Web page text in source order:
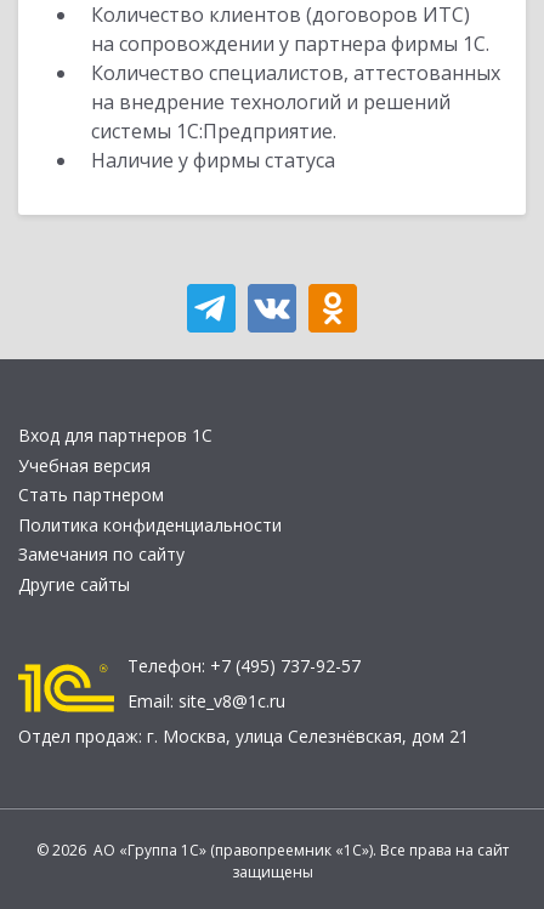
Количество клиентов (договоров ИТС)
на сопровождении у партнера фирмы 1С.
Количество специалистов, аттестованных
на внедрение технологий и решений
системы 1С:Предприятие.
Наличие у фирмы статуса
Вход для партнеров 1С
Учебная версия
Стать партнером
Политика конфиденциальности
Замечания по сайту
Другие сайты
Телефон: +7 (495) 737-92-57
Email: site_v8@1c.ru
Отдел продаж: г. Москва, улица Селезнёвская, дом 21
© 2026 АО «Группа 1С» (правопреемник «1С»). Все права на сайт
защищены